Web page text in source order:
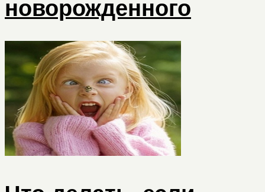
новорожденного